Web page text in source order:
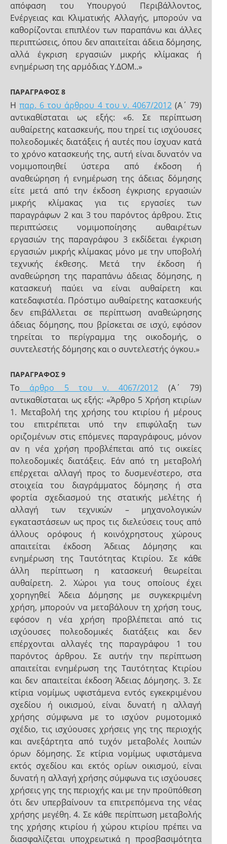
απόφαση του Υπουργού Περιβάλλοντος,
Ενέργειας και Κλιματικής Αλλαγής, μπορούν να
καθορίζονται επιπλέον των παραπάνω και άλλες
περιπτώσεις, όπου δεν απαιτείται άδεια δόμησης,
αλλά έγκριση εργασιών μικρής κλίμακας ή
ενημέρωση της αρμόδιας Υ.ΔΟΜ..»
ΠΑΡΑΓΡΑΦΟΣ 8
Hπαρ. 6 του άρθρου 4 του ν. 4067/2012(Α΄ 79)
αντικαθίσταται ως εξής: «6. Σε περίπτωση
αυθαίρετης κατασκευής, που τηρεί τις ισχύουσες
πολεοδομικές διατάξεις ή αυτές που ίσχυαν κατά
το χρόνο κατασκευής της, αυτή είναι δυνατόν να
νομιμοποιηθεί ύστερα από έκδοση ή
αναθεώρηση ή ενημέρωση της άδειας δόμησης
είτε μετά από την έκδοση έγκρισης εργασιών
μικρής κλίμακας για τις εργασίες των
παραγράφων 2 και 3 του παρόντος άρθρου. Στις
περιπτώσεις νομιμοποίησης αυθαιρέτων
εργασιών της παραγράφου 3 εκδίδεται έγκριση
εργασιών μικρής κλίμακας μόνο με την υποβολή
τεχνικής έκθεσης. Μετά την έκδοση ή
αναθεώρηση της παραπάνω άδειας δόμησης, η
κατασκευή παύει να είναι αυθαίρετη και
κατεδαφιστέα. Πρόστιμο αυθαίρετης κατασκευής
δεν επιβάλλεται σε περίπτωση αναθεώρησης
άδειας δόμησης, που βρίσκεται σε ισχύ, εφόσον
τηρείται το περίγραμμα της οικοδομής, ο
συντελεστής δόμησης και ο συντελεστής όγκου.»
ΠΑΡΑΓΡΑΦΟΣ 9
Το άρθρο 5 του ν. 4067/2012 (Α΄ 79)
αντικαθίσταται ως εξής: «Άρθρο 5 Χρήση κτιρίων
1. Μεταβολή της χρήσης του κτιρίου ή μέρους
του επιτρέπεται υπό την επιφύλαξη των
οριζομένων στις επόμενες παραγράφους, μόνον
αν η νέα χρήση προβλέπεται από τις οικείες
πολεοδομικές διατάξεις. Εάν από τη μεταβολή
επέρχεται αλλαγή προς το δυσμενέστερο, στα
στοιχεία του διαγράμματος δόμησης ή στα
φορτία σχεδιασμού της στατικής μελέτης ή
αλλαγή των τεχνικών – μηχανολογικών
εγκαταστάσεων ως προς τις διελεύσεις τους από
άλλους ορόφους ή κοινόχρηστους χώρους
απαιτείται έκδοση Άδειας Δόμησης και
ενημέρωση της Ταυτότητας Κτιρίου. Σε κάθε
άλλη περίπτωση η κατασκευή θεωρείται
αυθαίρετη. 2. Χώροι για τους οποίους έχει
χορηγηθεί Άδεια Δόμησης με συγκεκριμένη
χρήση, μπορούν να μεταβάλουν τη χρήση τους,
εφόσον η νέα χρήση προβλέπεται από τις
ισχύουσες πολεοδομικές διατάξεις και δεν
επέρχονται αλλαγές της παραγράφου 1 του
παρόντος άρθρου. Σε αυτήν την περίπτωση
απαιτείται ενημέρωση της Ταυτότητας Κτιρίου
και δεν απαιτείται έκδοση Άδειας Δόμησης. 3. Σε
κτίρια νομίμως υφιστάμενα εντός εγκεκριμένου
σχεδίου ή οικισμού, είναι δυνατή η αλλαγή
χρήσης σύμφωνα με το ισχύον ρυμοτομικό
σχέδιο, τις ισχύουσες χρήσεις γης της περιοχής
και ανεξάρτητα από τυχόν μεταβολές λοιπών
όρων δόμησης. Σε κτίρια νομίμως υφιστάμενα
εκτός σχεδίου και εκτός ορίων οικισμού, είναι
δυνατή η αλλαγή χρήσης σύμφωνα τις ισχύουσες
χρήσεις γης της περιοχής και με την προϋπόθεση
ότι δεν υπερβαίνουν τα επιτρεπόμενα της νέας
χρήσης μεγέθη. 4. Σε κάθε περίπτωση μεταβολής
της χρήσης κτιρίου ή χώρου κτιρίου πρέπει να
διασφαλίζεται υποχρεωτικά η προσβασιμότητα